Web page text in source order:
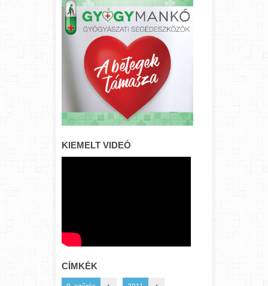
KIEMELT VIDEÓ
CÍMKÉK